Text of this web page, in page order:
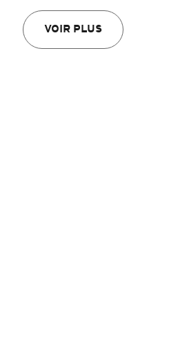
VOIR PLUS